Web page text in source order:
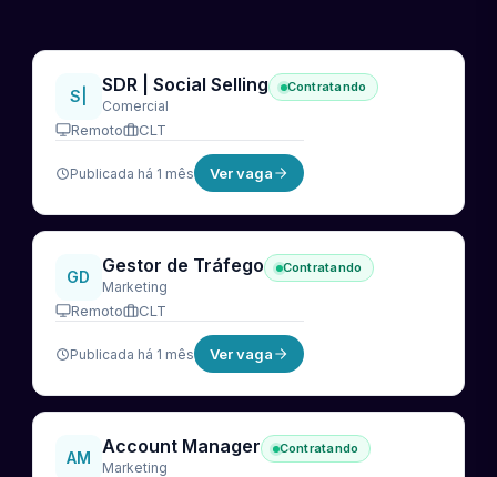
S|
SDR | Social Selling
Comercial
Contratando
Remoto CLT
Publicada há 1 mês Ver vaga
GD
Gestor de Tráfego
Marketing
Contratando
Remoto CLT
Publicada há 1 mês Ver vaga
AM
Account Manager
Marketing
Contratando